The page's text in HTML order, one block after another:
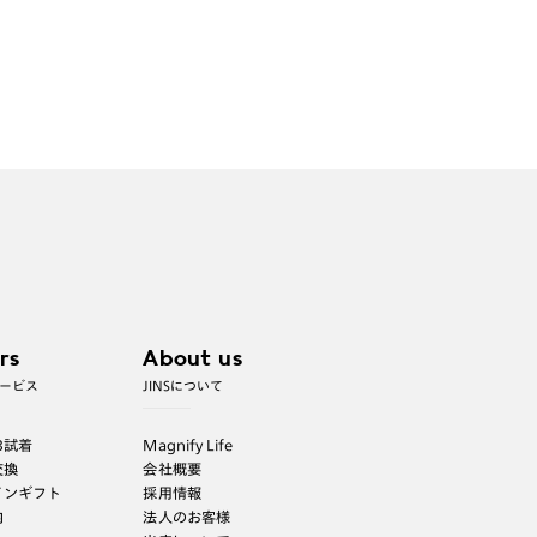
ビス
試着
換
ギフト
About us
JINSについて
Magnify Life
会社概要
採用情報
法人のお客様